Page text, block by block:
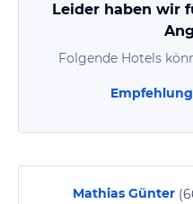
Leider haben wir
Folgende Hotels
Mathias Günter (